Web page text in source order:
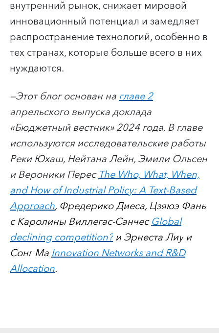
внутренний рынок, снижает мировой
инновационный потенциал и замедляет
распространение технологий, особенно в
тех странах, которые больше всего в них
нуждаются.
—Этот блог основан наглаве 2
апрельского выпуска доклада
«Бюджетный вестник» 2024 года. В главе
используются исследовательские работы
Реки Юхаш, Нейтана Лейн, Эмили Ольсен
и Вероники ПересThe Who, What, When,
and How of Industrial Policy: A Text-Based
Approach, Фредерико Диеса, Цзяюэ Фань
с Каролины Виллегас-СанчесGlobal
declining competition? иЭрнестаЛиу и
Сонг МаInnovation Networks and R&D
Allocation.